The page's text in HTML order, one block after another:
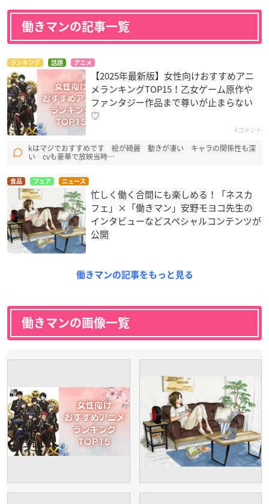
働きマンの記事一覧
ランキング 話題 アニメ
【2025年最新版】女性向けおすすめアニ
メランキングTOP15！乙女ゲーム原作や
ファンタジー作品まで尊いが止まらない
♡
4コメント
kはマジでおすすめです 絵が綺麗 動きが凄い キャラの関係性も深
い cvも豪華で放映当時…
食品 フェア ニュース
忙しく働く合間にも楽しめる！「ネスカ
フェ」×「働きマン」安野モヨコ先生の
インタビューなどスペシャルコンテンツが
公開
働きマンの記事をもっと見る
働きマンの画像一覧